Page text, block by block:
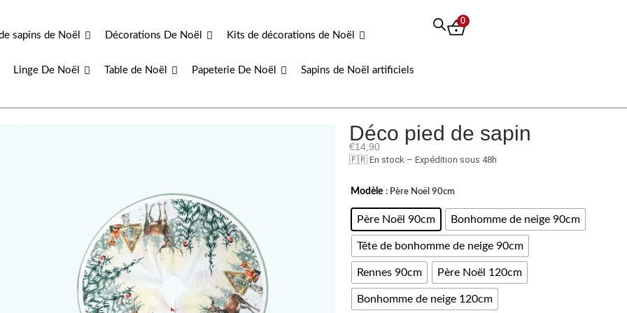
sapins de Noël Décorations De Noël Kits de décorations de Noël
Linge De Noël Table de Noël Papeterie De Noël Sapins de Noël artificiels
0
Déco pied de sapin
€14,90
🇫🇷 En stock – Expédition sous 48h
Modèle : Père Noël 90cm
Père Noël 90cm Bonhomme de neige 90cm
Tête de bonhomme de neige 90cm
Rennes 90cm Père Noël 120cm
Bonhomme de neige 120cm
quantité
Déco
pied
de
sapin